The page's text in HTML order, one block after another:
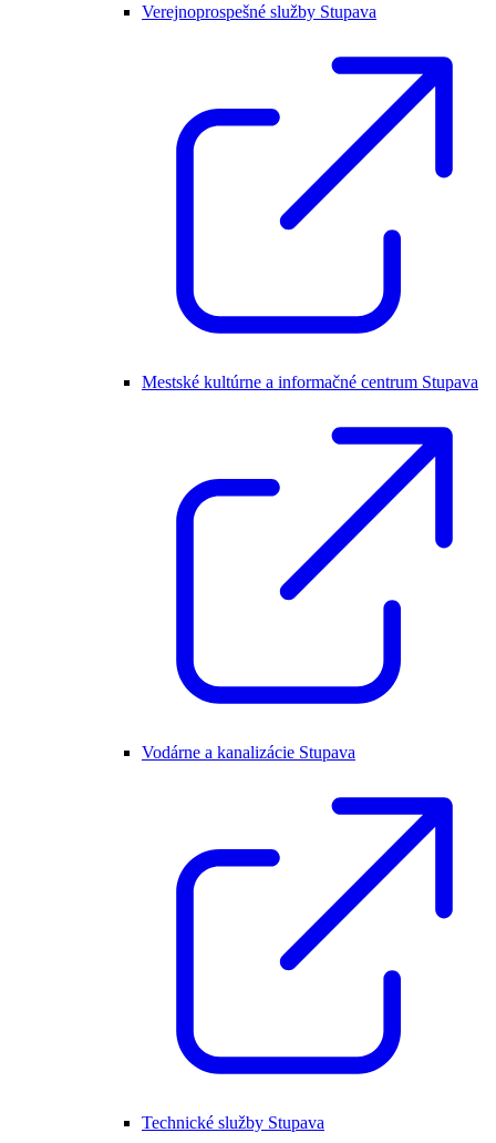
Verejnoprospešné služby Stupava
Mestské kultúrne a informačné centrum Stupava
Vodárne a kanalizácie Stupava
Technické služby Stupava